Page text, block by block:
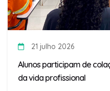
21 julho 2026
Alunos participam de
da vida profissional